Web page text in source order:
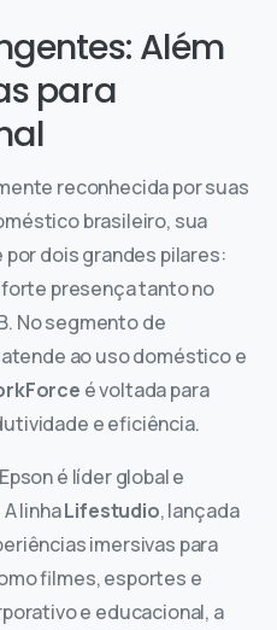
Além
para
reconhecida por suas
brasileiro, sua
dois grandes pilares:
presença tanto no
No segmento de
ao uso doméstico e
é voltada para
e eficiência.
é líder global e
linhaLifestudio, lançada
imersivas para
filmes, esportes e
e educacional, a